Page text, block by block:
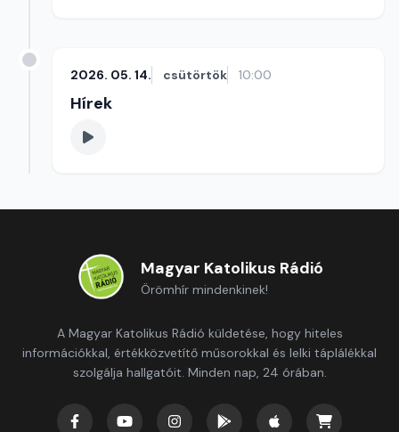
2026. 05. 14. csütörtök 10:00
Hírek
Magyar Katolikus Rádió
Örömhír mindenkinek!
A Magyar Katolikus Rádió küldetése, hogy hiteles
információkkal, értékközvetítő műsorokkal és lelki táplálékkal
szolgálja hallgatóit. Minden nap, 24 órában.